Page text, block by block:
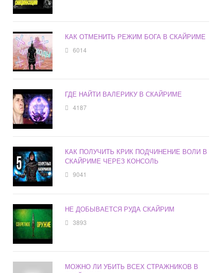
КАК ОТМЕНИТЬ РЕЖИМ БОГА В СКАЙРИМЕ
6014
ГДЕ НАЙТИ ВАЛЕРИКУ В СКАЙРИМЕ
4187
КАК ПОЛУЧИТЬ КРИК ПОДЧИНЕНИЕ ВОЛИ В
СКАЙРИМЕ ЧЕРЕЗ КОНСОЛЬ
9041
НЕ ДОБЫВАЕТСЯ РУДА СКАЙРИМ
3893
МОЖНО ЛИ УБИТЬ ВСЕХ СТРАЖНИКОВ В